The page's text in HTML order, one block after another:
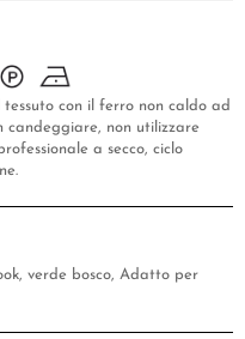
con il ferro non caldo ad
candeggiare, non utilizzare
a secco, ciclo
verde bosco, Adatto per